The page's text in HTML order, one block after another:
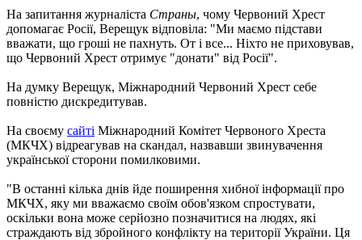
На запитання журналіста Страны, чому Червоний Хрест
допомагає Росії, Верещук відповіла: "Ми маємо підстави
вважати, що гроші не пахнуть. От і все... Ніхто не приховував,
що Червоний Хрест отримує "донати" від Росії".
На думку Верещук, Міжнародний Червоний Хрест себе
повністю дискредитував.
На своєму сайті Міжнародний Комітет Червоного Хреста
(МКЧХ) відреагував на скандал, назвавши звинувачення
української сторони помилковими.
"В останні кілька днів йде поширення хибної інформації про
МКЧХ, яку ми вважаємо своїм обов'язком спростувати,
оскільки вона може серйозно позначитися на людях, які
страждають від збройного конфлікту на території України. Ця